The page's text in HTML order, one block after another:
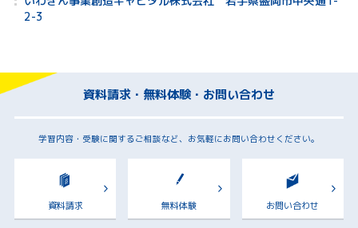
2-3
資料請求・無料体験・お問い合わせ
学習内容・受験に関するご相談など、お気軽にお問い合わせください。
資料請求 無料体験 お問い合わせ